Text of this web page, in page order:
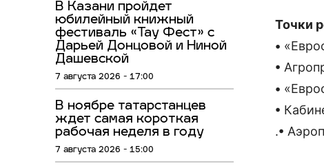
В Казани пройдет
юбилейный книжный
фестиваль «Тау Фест» с
Дарьей Донцовой и Ниной
Дашевской
7 августа 2026 - 17:00
В ноябре татарстанцев
ждет самая короткая
рабочая неделя в году
7 августа 2026 - 15:00
Точки
•
•
•
•
.•